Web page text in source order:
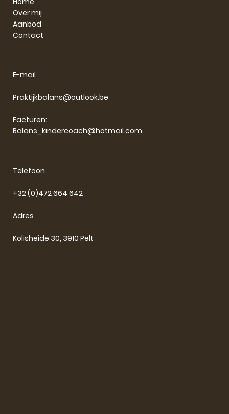
Over mij
Aanbod
Contact
E-mail
Praktijkbalans@outlook.be
Facturen:
Balans_kindercoach@hotmail.com
Telefoon
+32 (0)472 664 642
Adres
Kolisheide 30, 3910 Pelt